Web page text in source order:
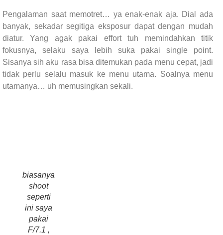
Pengalaman saat memotret… ya enak-enak aja. Dial ada
banyak, sekadar segitiga eksposur dapat dengan mudah
diatur. Yang agak pakai effort tuh memindahkan titik
fokusnya, selaku saya lebih suka pakai single point.
Sisanya sih aku rasa bisa ditemukan pada menu cepat, jadi
tidak perlu selalu masuk ke menu utama. Soalnya menu
utamanya… uh memusingkan sekali.
biasanya
shoot
seperti
ini saya
pakai
F/7.1 ,